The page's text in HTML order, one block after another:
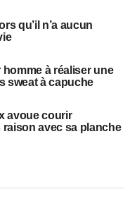
qu’il n’a aucun
homme à réaliser une
sweat à capuche
avoue courir
avec sa planche